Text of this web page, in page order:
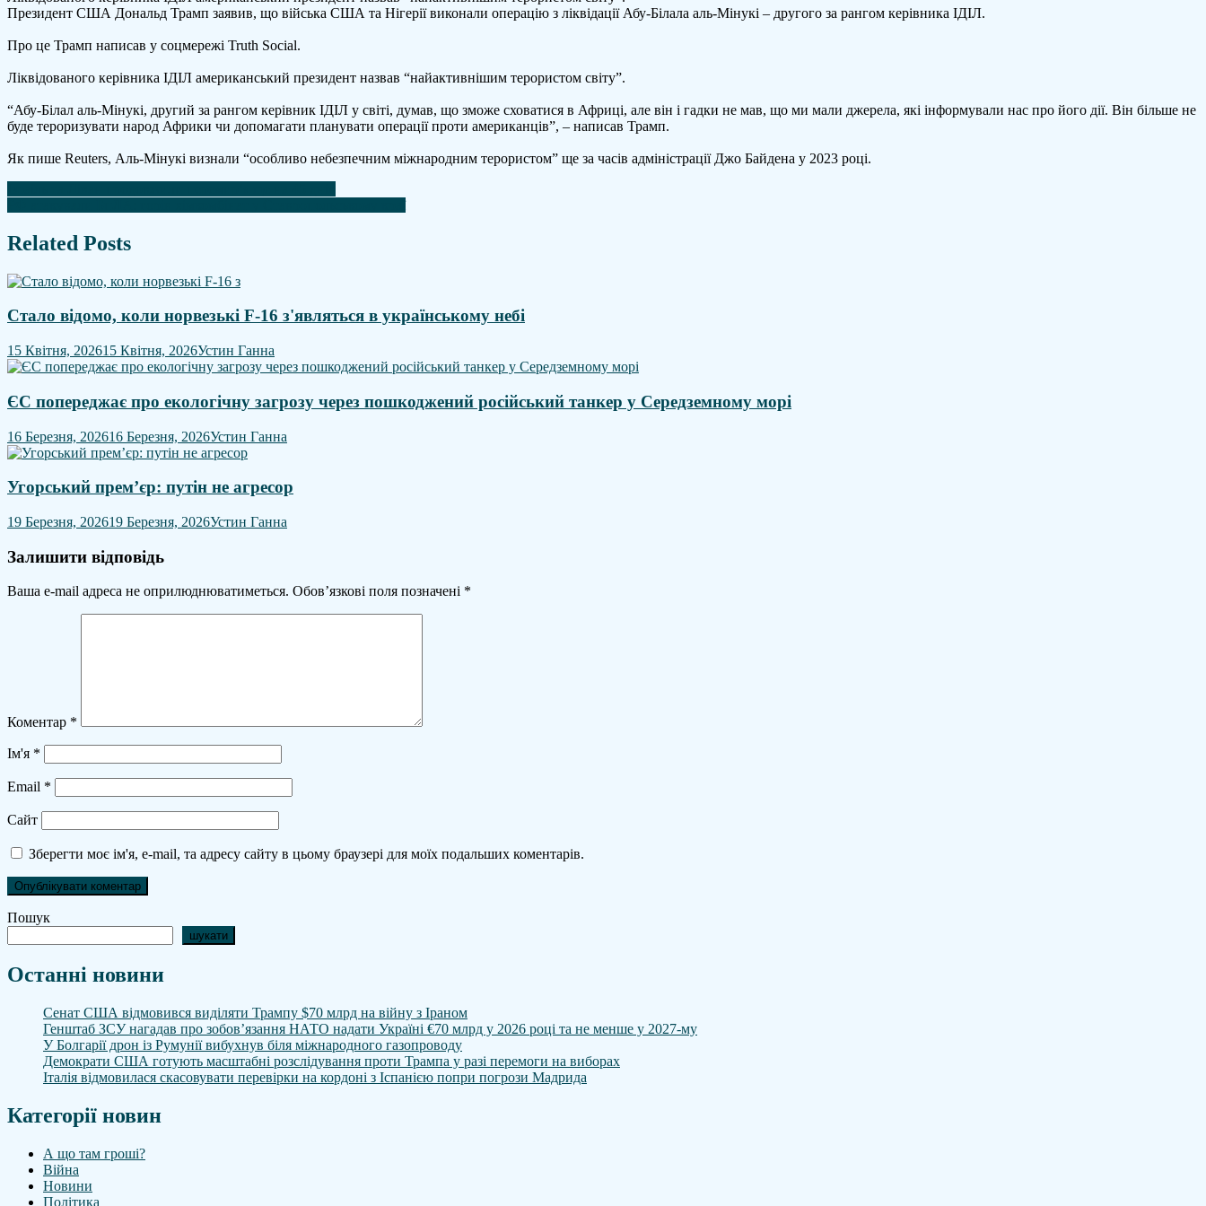
про
найвпливовіших
ІДІЛ
Президент США Дональд Трамп заявив, що війська США та Нігерії виконали операцію з ліквідації Абу-Білала аль-Мінукі – другого за рангом керівника ІДІЛ.
Про це Трамп написав у соцмережі Truth Social.
Ліквідованого керівника ІДІЛ американський президент назвав “найактивнішим терористом світу”.
“Абу-Білал аль-Мінукі, другий за рангом керівник ІДІЛ у світі, думав, що зможе сховатися в Африці, але він і гадки не мав, що ми мали джерела, які інформували нас про його дії. Він більше не
буде тероризувати народ Африки чи допомагати планувати операції проти американців”, – написав Трамп.
Як пише Reuters, Аль-Мінукі визнали “особливо небезпечним міжнародним терористом” ще за часів адміністрації Джо Байдена у 2023 році.
Навігація
записів
Related Posts
Стало відомо, коли норвезькі F-16 з'являться в українському небі
15 Квітня, 202615 Квітня, 2026Устин Ганна
ЄС попереджає про екологічну загрозу через пошкоджений російський танкер у Середземному морі
16 Березня, 202616 Березня, 2026Устин Ганна
Угорський прем’єр: путін не агресор
19 Березня, 202619 Березня, 2026Устин Ганна
Залишити відповідь
Ваша e-mail адреса не оприлюднюватиметься. Обов’язкові поля позначені *
Коментар *
Ім'я *
Email *
Сайт
Зберегти моє ім'я, e-mail, та адресу сайту в цьому браузері для моїх подальших коментарів.
Пошук
шукати
Останні новини
Сенат США відмовився виділяти Трампу $70 млрд на війну з Іраном
Генштаб ЗСУ нагадав про зобов’язання НАТО надати Україні €70 млрд у 2026 році та не менше у 2027-му
У Болгарії дрон із Румунії вибухнув біля міжнародного газопроводу
Демократи США готують масштабні розслідування проти Трампа у разі перемоги на виборах
Італія відмовилася скасовувати перевірки на кордоні з Іспанією попри погрози Мадрида
Категорії новин
А що там гроші?
Війна
Новини
Політика